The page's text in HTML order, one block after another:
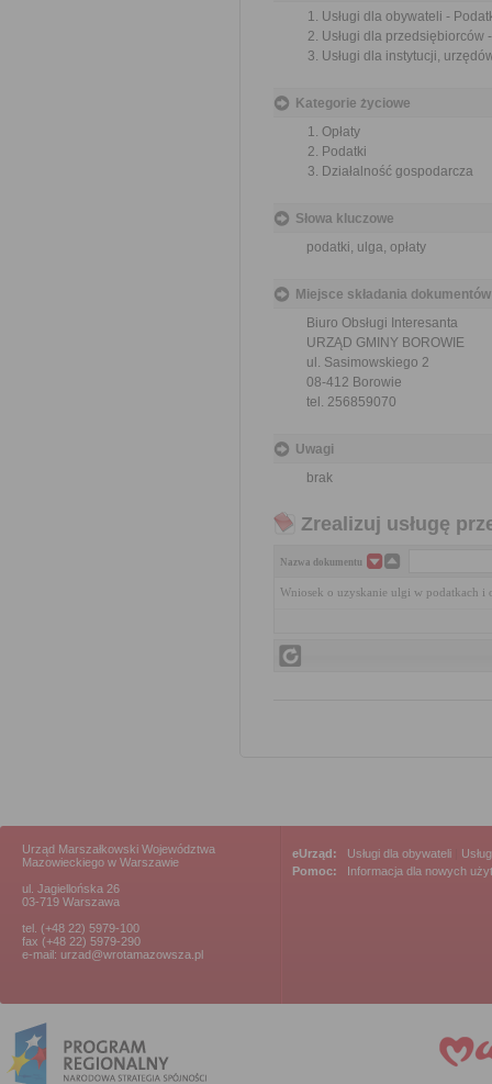
Usługi dla obywateli -
Usługi dla przedsiębiorców
Usługi dla instytucji,
Kategorie życiowe
Opłaty
Podatki
Działalność gospodarcza
Słowa kluczowe
podatki, ulga, opłaty
Miejsce składania dokumentów
Biuro Obsługi Interesanta
URZĄD GMINY BOROWIE
ul. Sasimowskiego 2
08-412 Borowie
tel. 256859070
Uwagi
brak
Zrealizuj usługę
Nazwa dokumentu
Wniosek o uzyskanie ulgi w podatkach i
Urząd Marszałkowski Województwa
Mazowieckiego w Warszawie
ul. Jagiellońska 26
03-719 Warszawa
tel. (+48 22) 5979-100
fax (+48 22) 5979-290
e-mail: urzad@wrotamazowsza.pl
eUrząd: Usługi dla obywateli
Pomoc:
Informacja dla nowych